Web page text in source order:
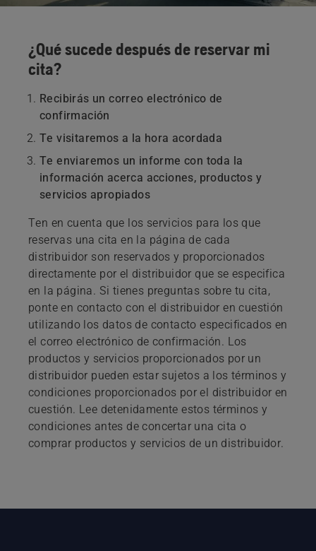
¿Qué sucede después de reservar mi
cita?
Recibirás un correo electrónico de
confirmación
Te visitaremos a la hora acordada
Te enviaremos un informe con toda la
información acerca acciones, productos y
servicios apropiados
Ten en cuenta que los servicios para los que
reservas una cita en la página de cada
distribuidor son reservados y proporcionados
directamente por el distribuidor que se especifica
en la página. Si tienes preguntas sobre tu cita,
ponte en contacto con el distribuidor en cuestión
utilizando los datos de contacto especificados en
el correo electrónico de confirmación. Los
productos y servicios proporcionados por un
distribuidor pueden estar sujetos a los términos y
condiciones proporcionados por el distribuidor en
cuestión. Lee detenidamente estos términos y
condiciones antes de concertar una cita o
comprar productos y servicios de un distribuidor.